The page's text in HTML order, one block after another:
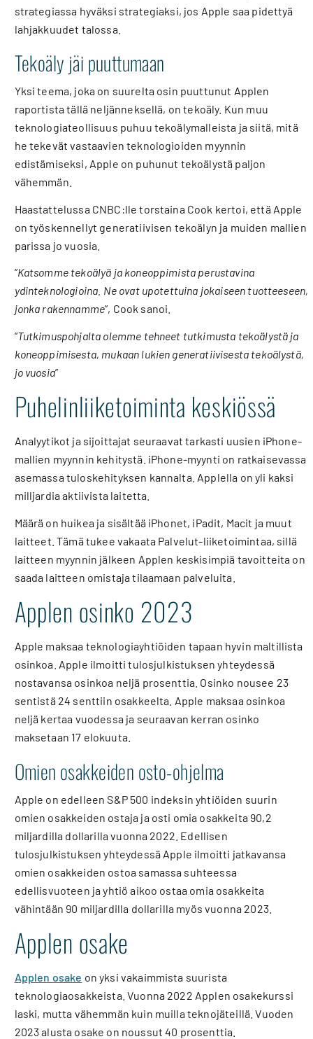
strategiassa hyväksi strategiaksi, jos Apple saa pidettyä
lahjakkuudet talossa.
Tekoäly jäi puuttumaan
Yksi teema, joka on suurelta osin puuttunut Applen
raportista tällä neljänneksellä, on tekoäly. Kun muu
teknologiateollisuus puhuu tekoälymalleista ja siitä, mitä
he tekevät vastaavien teknologioiden myynnin
edistämiseksi, Apple on puhunut tekoälystä paljon
vähemmän.
Haastattelussa CNBC:lle torstaina Cook kertoi, että Apple
on työskennellyt generatiivisen tekoälyn ja muiden mallien
parissa jo vuosia.
”Katsomme tekoälyä ja koneoppimista perustavina
ydinteknologioina. Ne ovat upotettuina jokaiseen tuotteeseen,
jonka rakennamme”, Cook sanoi.
”Tutkimuspohjalta olemme tehneet tutkimusta tekoälystä ja
koneoppimisesta, mukaan lukien generatiivisesta tekoälystä,
jo vuosia”
Puhelinliiketoiminta keskiössä
Analyytikot ja sijoittajat seuraavat tarkasti uusien iPhone-
mallien myynnin kehitystä. iPhone-myynti on ratkaisevassa
asemassa tuloskehityksen kannalta. Applella on yli kaksi
milljardia aktiivista laitetta.
Määrä on huikea ja sisältää iPhonet, iPadit, Macit ja muut
laitteet. Tämä tukee vakaata Palvelut-liiketoimintaa, sillä
laitteen myynnin jälkeen Applen keskisimpiä tavoitteita on
saada laitteen omistaja tilaamaan palveluita.
Applen osinko 2023
Apple maksaa teknologiayhtiöiden tapaan hyvin maltillista
osinkoa. Apple ilmoitti tulosjulkistuksen yhteydessä
nostavansa osinkoa neljä prosenttia. Osinko nousee 23
sentistä 24 senttiin osakkeelta. Apple maksaa osinkoa
neljä kertaa vuodessa ja seuraavan kerran osinko
maksetaan 17 elokuuta.
Omien osakkeiden osto-ohjelma
Apple on edelleen S&P 500 indeksin yhtiöiden suurin
omien osakkeiden ostaja ja osti omia osakkeita 90,2
miljardilla dollarilla vuonna 2022. Edellisen
tulosjulkistuksen yhteydessä Apple ilmoitti jatkavansa
omien osakkeiden ostoa samassa suhteessa
edellisvuoteen ja yhtiö aikoo ostaa omia osakkeita
vähintään 90 miljardilla dollarilla myös vuonna 2023.
Applen osake
Applen osake on yksi vakaimmista suurista
teknologiaosakkeista. Vuonna 2022 Applen osakekurssi
laski, mutta vähemmän kuin muilla teknojäteillä. Vuoden
2023 alusta osake on noussut 40 prosenttia.